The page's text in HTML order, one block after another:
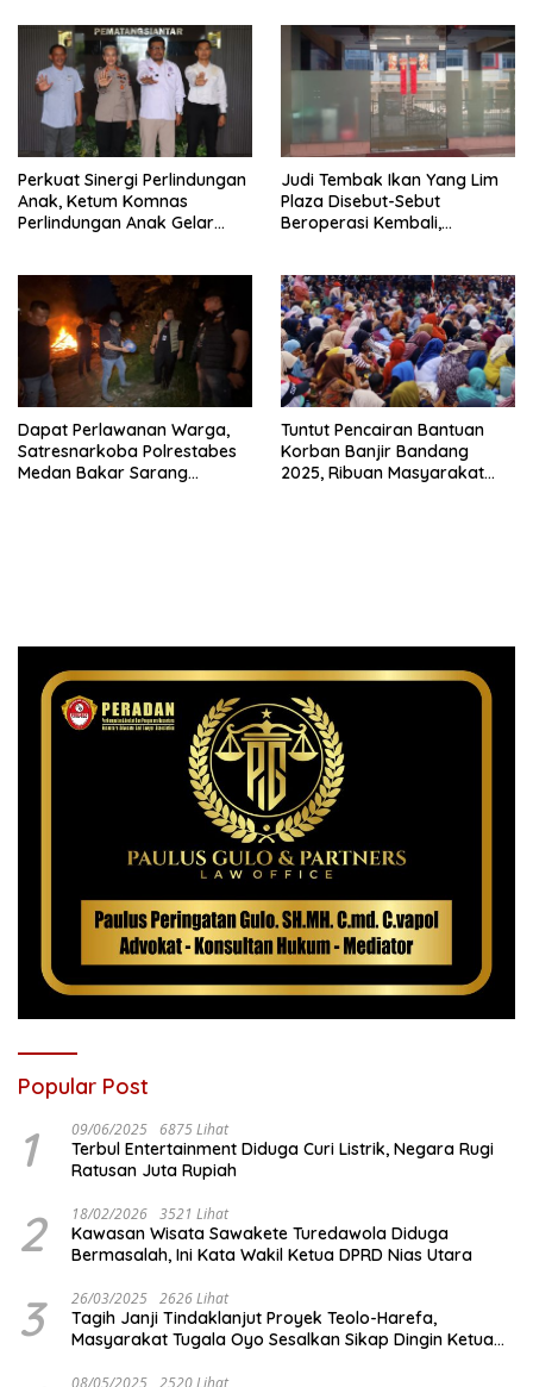
Perkuat Sinergi Perlindungan
Anak, Ketum Komnas
Perlindungan Anak Gelar
Judi Tembak Ikan Yang Lim
Plaza Disebut-Sebut
Beroperasi Kembali,
Dapat Perlawanan Warga,
Satresnarkoba Polrestabes
Medan Bakar Sarang
Tuntut Pencairan Bantuan
Korban Banjir Bandang
2025, Ribuan Masyarakat
Popular Post
1 09/06/2025 6875 Lihat
Terbul Entertainment Diduga Curi Listrik, Negara Rugi
Ratusan Juta Rupiah
2 18/02/2026 3521 Lihat
Kawasan Wisata Sawakete Turedawola Diduga
Bermasalah, Ini Kata Wakil Ketua DPRD Nias Utara
3 26/03/2025 2626 Lihat
Tagih Janji Tindaklanjut Proyek Teolo-Harefa,
Masyarakat Tugala Oyo Sesalkan Sikap Dingin Ketua